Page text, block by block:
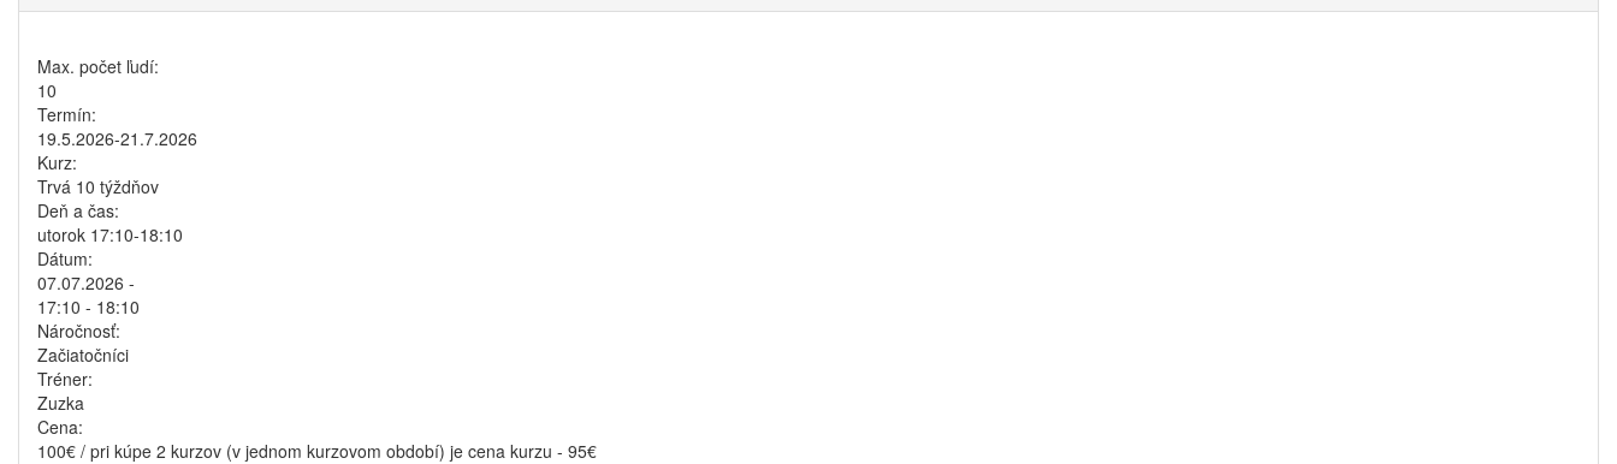
Max. počet ľudí:
10
Termín:
19.5.2026-21.7.2026
Kurz:
Trvá 10 týždňov
Deň a čas:
utorok 17:10-18:10
Dátum:
07.07.2026 -
17:10 - 18:10
Náročnosť:
Začiatočníci
Tréner:
Zuzka
Cena:
100€ / pri kúpe 2 kurzov (v jednom kurzovom období) je cena kurzu - 95€